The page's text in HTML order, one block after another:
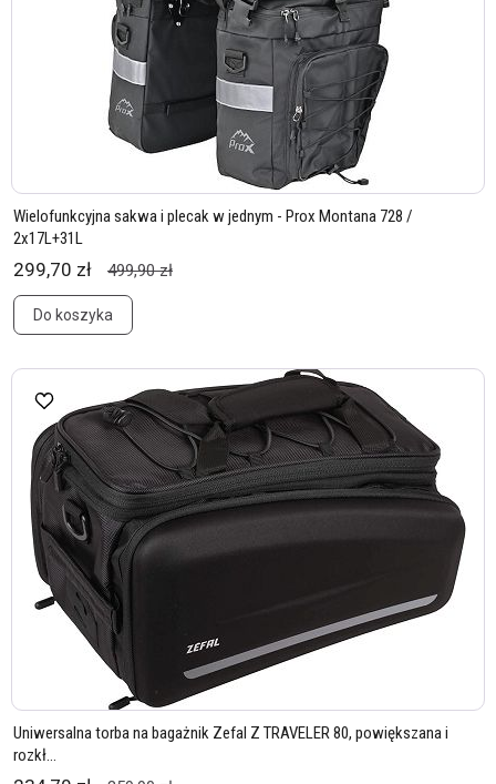
Wielofunkcyjna sakwa i plecak w jednym - Prox Montana 728 /
2x17L+31L
299,70 zł 499,90 zł
Do koszyka
Uniwersalna torba na bagażnik Zefal Z TRAVELER 80, powiększana i
rozkł...